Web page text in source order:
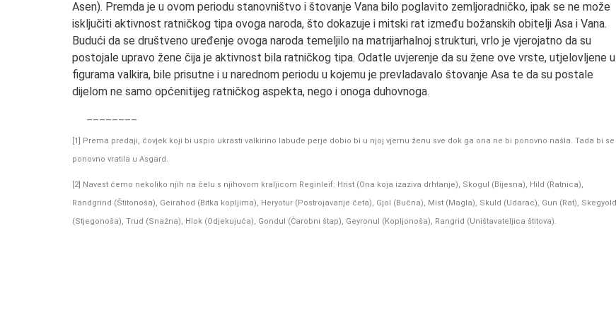
Asen). Premda je u ovom periodu stanovništvo i štovanje Vana bilo poglavito zemljoradničko, ipak se ne može
isključiti aktivnost ratničkog tipa ovoga naroda, što dokazuje i mitski rat između božanskih obitelji Asa i Vana.
Budući da se društveno uređenje ovoga naroda temeljilo na matrijarhalnoj strukturi, vrlo je vjerojatno da su
postojale upravo žene čija je aktivnost bila ratničkog tipa. Odatle uvjerenje da su žene ove vrste, utjelovljene u
figurama valkira, bile prisutne i u narednom periodu u kojemu je prevladavalo štovanje Asa te da su postale
dijelom ne samo općenitijeg ratničkog aspekta, nego i onoga duhovnoga.
[1] Prema predaji, čovjek koji bi uspio ukrasti valkirino labuđe perje dobio bi u njoj vjernu ženu sve dok ga ona ne bi ponovno našla. Tada bi se
ponovno vratila u Asgard.
[2] Navest ćemo nekoliko njih na čelu s njihovom kraljicom Reginleif: Hrist (Ona koja izaziva drhtanje), Skogul (Bijesna), Hild (Ratnica),
Randgrind (Štitonoša), Geirahod (Bitka kopljima), Heryotur (Postrojavanje četa), Gjol (Bučna), Mist (Magla), Skuld (Udarac), Gun (Rat), Skegyold
(Stjegonoša), Trud (Snažna), Hlok (Odjekujuća), Gondul (Čarobni štap), Geyronul (Kopljonoša), Rangrid (Uništavateljica štitova).